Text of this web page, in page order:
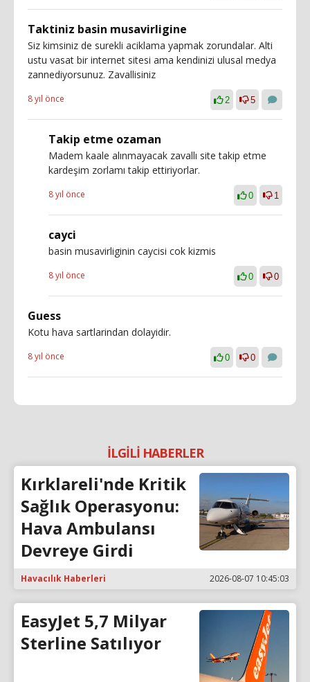
Taktiniz basin musavirligine
Siz kimsiniz de surekli aciklama yapmak zorundalar. Alti
ustu vasat bir internet sitesi ama kendinizi ulusal medya
zannediyorsunuz. Zavallisiniz
8 yıl önce 2 5
Takip etme ozaman
Madem kaale alınmayacak zavallı site takip etme
kardeşim zorlamı takip ettiriyorlar.
8 yıl önce 0 1
cayci
basin musavirliginin caycisi cok kizmis
8 yıl önce 0 0
Guess
Kotu hava sartlarindan dolayidir.
8 yıl önce 0 0
İLGİLİ HABERLER
Kırklareli'nde Kritik
Sağlık Operasyonu:
Hava Ambulansı
Devreye Girdi
Havacılık Haberleri 2026-08-07 10:45:03
EasyJet 5,7 Milyar
Sterline Satılıyor